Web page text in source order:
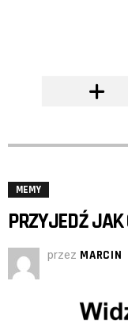
MEMY
PRZYJEDŹ JAK
przez MARCIN